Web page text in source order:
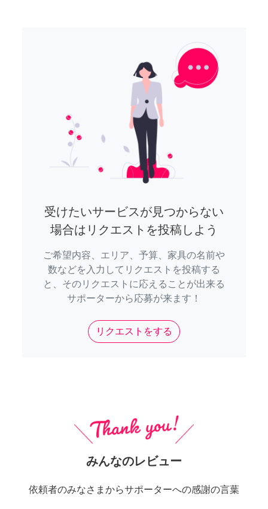
受けたいサービスが見つからない
場合はリクエストを投稿しよう
ご希望内容、エリア、予算、家具の名前や
数などを入力してリクエストを投稿する
と、そのリクエストに応えることが出来る
サポーターから応募が来ます！
リクエストをする
みんなのレビュー
依頼者のみなさまからサポーターへの感謝の言葉